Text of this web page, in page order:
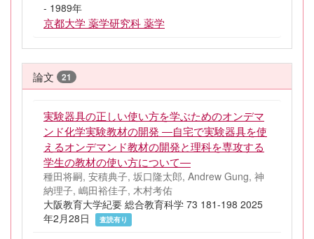
- 1989年
京都大学 薬学研究科 薬学
論文 21
実験器具の正しい使い方を学ぶためのオンデマ
ンド化学実験教材の開発 ―自宅で実験器具を使
えるオンデマンド教材の開発と理科を専攻する
学生の教材の使い方について―
種田将嗣, 安積典子, 坂口隆太郎, Andrew Gung, 神
納理子, 嶋田裕佳子, 木村考佑
大阪教育大学紀要 総合教育科学 73 181-198 2025
年2月28日
査読有り